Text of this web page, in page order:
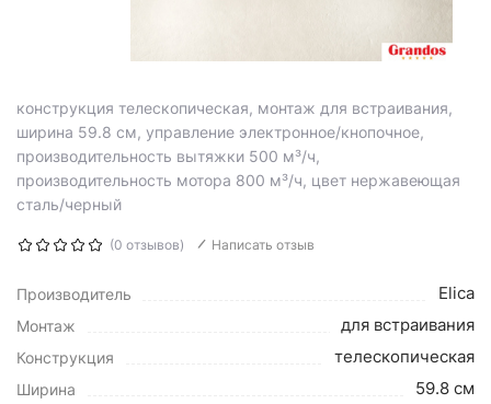
конструкция телескопическая, монтаж для встраивания,
ширина 59.8 см, управление электронное/кнопочное,
производительность вытяжки 500 м³/ч,
производительность мотора 800 м³/ч, цвет нержавеющая
сталь/черный
(0 отзывов) Написать отзыв
Производитель Elica
Монтаж для встраивания
Конструкция телескопическая
Ширина 59.8 см